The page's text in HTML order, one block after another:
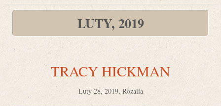
LUTY, 2019
TRACY HICKMAN
Luty 28, 2019, Rozalia